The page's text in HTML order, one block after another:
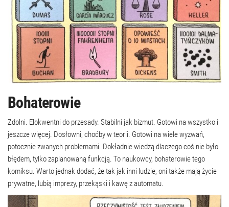
Bohaterowie
Zdolni. Elokwentni do przesady. Stabilni jak bizmut. Gotowi na wszystko i
jeszcze więcej. Dosłowni, choćby w teorii. Gotowi na wiele wyzwań,
potocznie zwanych problemami. Dokładnie wiedzą dlaczego coś nie było
błędem, tylko zaplanowaną funkcją. To naukowcy, bohaterowie tego
komiksu. Warto jednak dodać, że tak jak inni ludzie, oni także mają życie
prywatne, lubią imprezy, przekąski i kawę z automatu.